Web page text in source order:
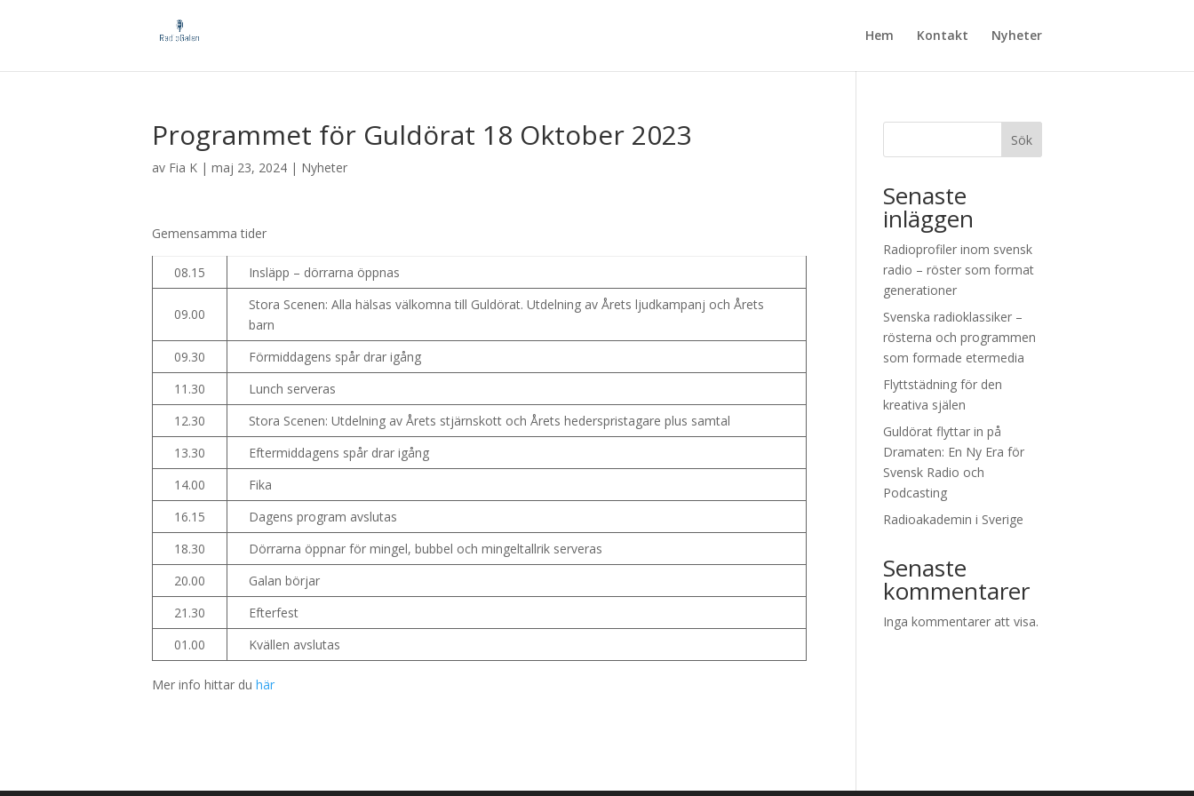
Hem Kontakt Nyheter
Programmet för Guldörat 18 Oktober 2023
av Fia K | maj 23, 2024 | Nyheter
Gemensamma tider
08.15 Insläpp – dörrarna öppnas
09.00
Stora Scenen: Alla hälsas välkomna till Guldörat. Utdelning av Årets ljudkampanj och Årets
barn
09.30
Förmiddagens spår drar igång
11.30
Lunch serveras
12.30
Stora Scenen: Utdelning av Årets stjärnskott och Årets hederspristagare plus samtal
13.30
Eftermiddagens spår drar igång
14.00
Fika
16.15
Dagens program avslutas
18.30
Dörrarna öppnar för mingel, bubbel och mingeltallrik serveras
20.00
Galan börjar
21.30
Efterfest
01.00
Kvällen avslutas
Mer info hittar du här
Sök
Senaste
inläggen
Radioprofiler inom svensk
radio – röster som format
generationer
Svenska radioklassiker –
rösterna och programmen
som formade etermedia
Flyttstädning för den
kreativa själen
Guldörat flyttar in på
Dramaten: En Ny Era för
Svensk Radio och
Podcasting
Radioakademin i Sverige
Senaste
kommentarer
Inga kommentarer att visa.